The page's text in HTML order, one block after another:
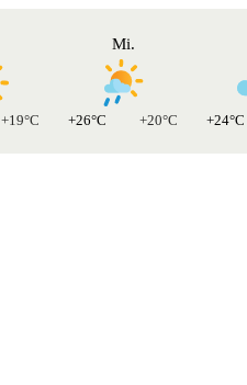
+19°C
Mi.
+26°C +20°C +24°C